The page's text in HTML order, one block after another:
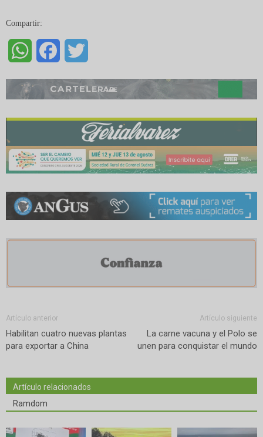
Compartir:
WhatsAppFacebook
Artículo anterior
Habilitan cuatro nuevas plantas
para exportar a China
Artículo siguiente
La carne vacuna y el Polo se
unen para conquistar el mundo
Artículo relacionados
Ramdom